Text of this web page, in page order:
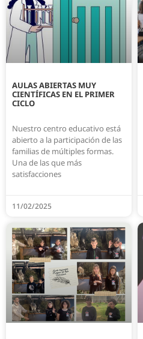
AULAS ABIERTAS MUY
CIENTÍFICAS EN EL PRIMER
CICLO
Nuestro centro educativo está
abierto a la participación de las
familias de múltiples formas.
Una de las que más
satisfacciones
11/02/2025